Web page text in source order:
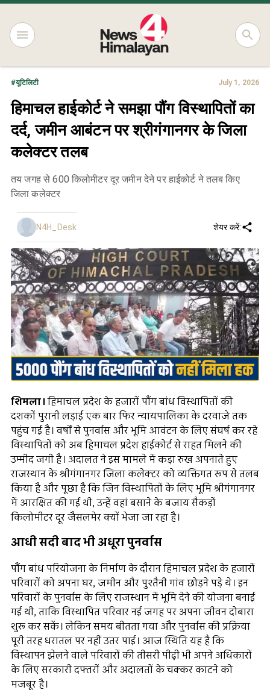
#यूटिलिटी July 1, 2026
हिमाचल हाईकोर्ट ने समझा पौंग विस्थापितों का
दर्द, जमीन आबंटन पर श्रीगंगानगर के जिला
कलेक्टर तलब
तय जगह से 600 किलोमीटर दूर जमीन देने पर हाईकोर्ट ने तलब किए
जिला कलेक्टर
N4H_Desk शेयर करें:
शिमला।हिमाचल प्रदेश के हजारों पौंग बांध विस्थापितों की
दशकों पुरानी लड़ाई एक बार फिर न्यायपालिका के दरवाजे तक
पहुंच गई है। वर्षों से पुनर्वास और भूमि आवंटन के लिए संघर्ष कर रहे
विस्थापितों को अब हिमाचल प्रदेश हाईकोर्ट से राहत मिलने की
उम्मीद जगी है। अदालत ने इस मामले में कड़ा रुख अपनाते हुए
राजस्थान के श्रीगंगानगर जिला कलेक्टर को व्यक्तिगत रूप से तलब
किया है और पूछा है कि जिन विस्थापितों के लिए भूमि श्रीगंगानगर
में आरक्षित की गई थी, उन्हें वहां बसाने के बजाय सैकड़ों
किलोमीटर दूर जैसलमेर क्यों भेजा जा रहा है।
आधी सदी बाद भी अधूरा पुनर्वास
पौंग बांध परियोजना के निर्माण के दौरान हिमाचल प्रदेश के हजारों
परिवारों को अपना घर, जमीन और पुश्तैनी गांव छोड़ने पड़े थे। इन
परिवारों के पुनर्वास के लिए राजस्थान में भूमि देने की योजना बनाई
गई थी, ताकि विस्थापित परिवार नई जगह पर अपना जीवन दोबारा
शुरू कर सकें। लेकिन समय बीतता गया और पुनर्वास की प्रक्रिया
पूरी तरह धरातल पर नहीं उतर पाई। आज स्थिति यह है कि
विस्थापन झेलने वाले परिवारों की तीसरी पीढ़ी भी अपने अधिकारों
के लिए सरकारी दफ्तरों और अदालतों के चक्कर काटने को
मजबूर है।